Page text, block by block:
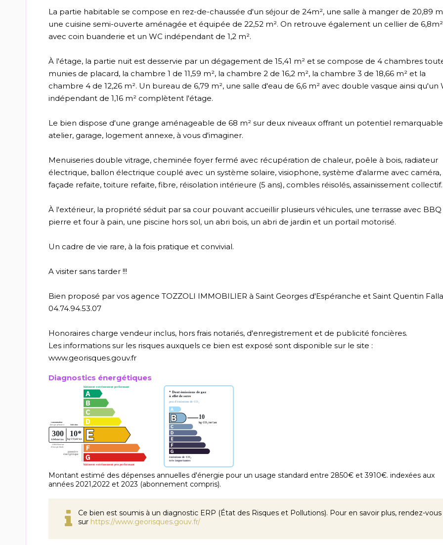
La partie habitable se compose en rez-de-chaussée d'un séjour de 24m², une salle à manger de 20,89
une cuisine semi-ouverte aménagée et équipée de 22,52 m². On retrouve également un cellier de 6,8m²
avec coin buanderie et un WC indépendant de 1,2 m².
À l'étage, la partie nuit est desservie par un dégagement de 15,41 m² et se compose de 4 chambres
munies de placard, la chambre 1 de 11,59 m², la chambre 2 de 16,2 m², la chambre 3 de 18,66 m² et la
chambre 4 de 12,26 m². Un bureau de 6,79 m², une salle d'eau de 6,6 m² avec double vasque ainsi qu'un
indépendant de 1,16 m² complètent l'étage.
Le bien dispose d'une grange aménageable de 68 m² sur deux niveaux offrant un potentiel remarquable
atelier, garage, logement annexe, à vous d'imaginer.
Menuiseries double vitrage, cheminée foyer fermé avec récupération de chaleur, poêle à bois, radiateur
électrique, ballon électrique couplé avec un système solaire, visiophone, système d'alarme avec caméra,
façade refaite, toiture refaite, fibre, réisolation intérieure (5 ans), combles réisolés, assainissement collectif.
À l'extérieur, la propriété séduit par sa cour pouvant accueillir plusieurs véhicules, une terrasse avec BBQ
pierre et four à pain, une piscine hors sol, un abri bois, un abri de jardin et un portail motorisé.
Un cadre de vie rare, à la fois pratique et convivial.
A visiter sans tarder !!!
Bien proposé par vos agence TOZZOLI IMMOBILIER à Saint Georges d'Espéranche et Saint Quentin
04.74.94.53.07
Honoraires charge vendeur inclus, hors frais notariés, d'enregistrement et de publicité foncières.
Les informations sur les risques auxquels ce bien est exposé sont disponible sur le site :
www.georisques.gouv.fr
Diagnostics énergétiques
Montant estimé des dépenses annuelles d'énergie pour un usage standard entre 2850€ et 3910€. indexées aux
années 2021,2022 et 2023 (abonnement compris).
Ce bien est soumis à un diagnostic ERP (État des Risques et Pollutions). Pour en savoir plus, rendez-vous
sur https://www.georisques.gouv.fr/